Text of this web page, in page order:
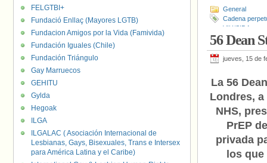
General
Cadena
VIH/SIDA
56 Dean
jueves, 15 de
La 56
Londres,
NHS,
PrEP
privada
los
FELGTBI+
Fundació Enllaç (Mayores LGTB)
Fundacion Amigos por la Vida (Famivida)
Fundación Iguales (Chile)
Fundación Triángulo
Gay Marruecos
GEHITU
Gylda
Hegoak
ILGA
ILGALAC ( Asociación Internacional de
Lesbianas, Gays, Bisexuales, Trans e Intersex
para América Latina y el Caribe)